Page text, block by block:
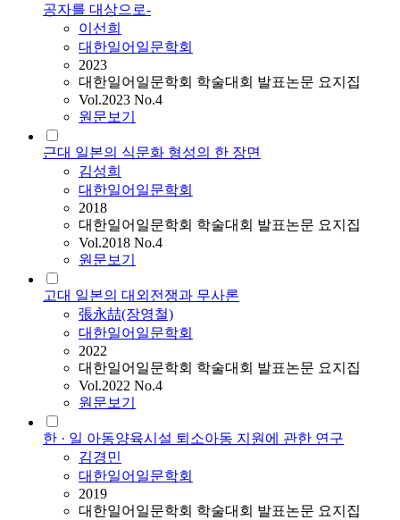
공자를 대상으로-
이선희
대한일어일문학회
2023
대한일어일문학회 학술대회 발표논문 요지집
Vol.2023 No.4
원문보기
근대 일본의 식문화 형성의 한 장면
김성희
대한일어일문학회
2018
대한일어일문학회 학술대회 발표논문 요지집
Vol.2018 No.4
원문보기
고대 일본의 대외전쟁과 무사론
張永喆(장영철)
대한일어일문학회
2022
대한일어일문학회 학술대회 발표논문 요지집
Vol.2022 No.4
원문보기
한 · 일 아동양육시설 퇴소아동 지원에 관한 연구
김경민
대한일어일문학회
2019
대한일어일문학회 학술대회 발표논문 요지집